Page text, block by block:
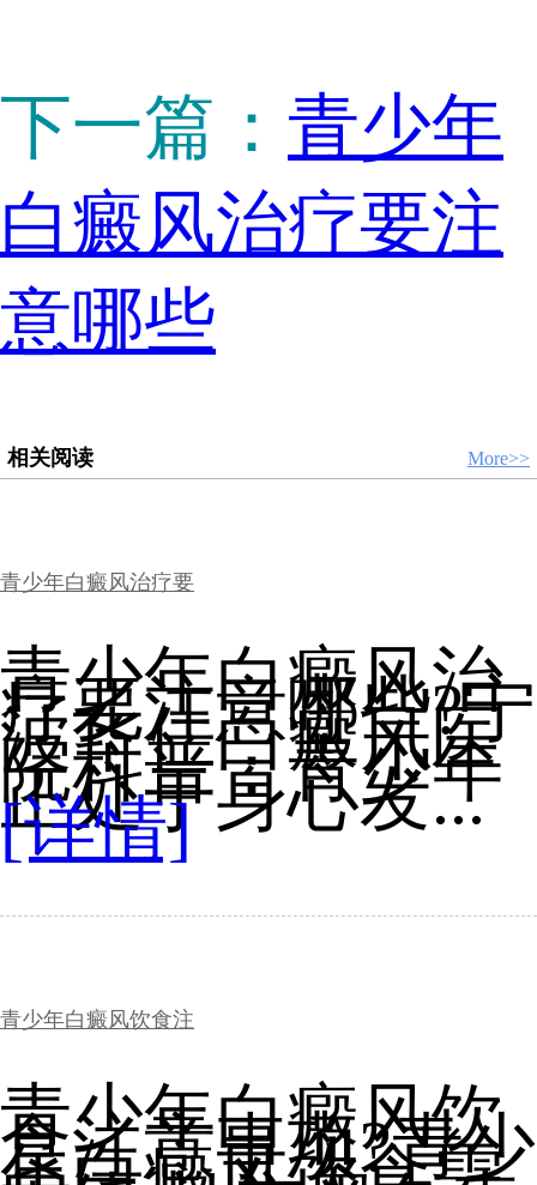
下一篇： 青少年
白癜风治疗要注
意哪些
相关阅读 More>>
青少年白癜风治疗要
青少年白癜风治
疗要注意哪些?宁
波华仁白癜风医
院科普：青少年
正处于身心发...
[详情]
青少年白癜风饮食注
青少年白癜风饮
食注意事项?青少